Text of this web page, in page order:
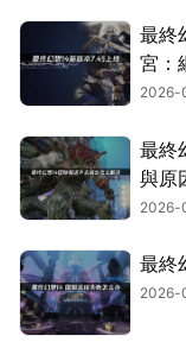
最終
宮：
最終
與原
最終